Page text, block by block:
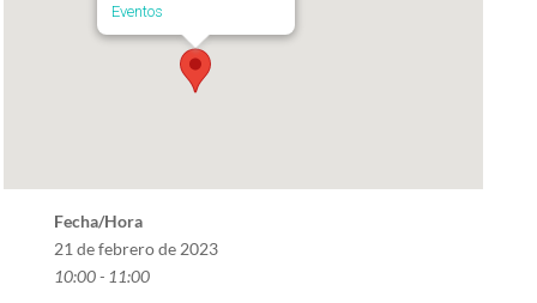
Eventos
Fecha/Hora
21 de febrero de 2023
10:00 - 11:00